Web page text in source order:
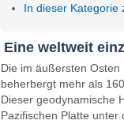
In dieser Kategorie
Eine weltweit
Die im äußersten
beherbergt mehr als
Dieser geodynamische
Pazifischen Platte unter